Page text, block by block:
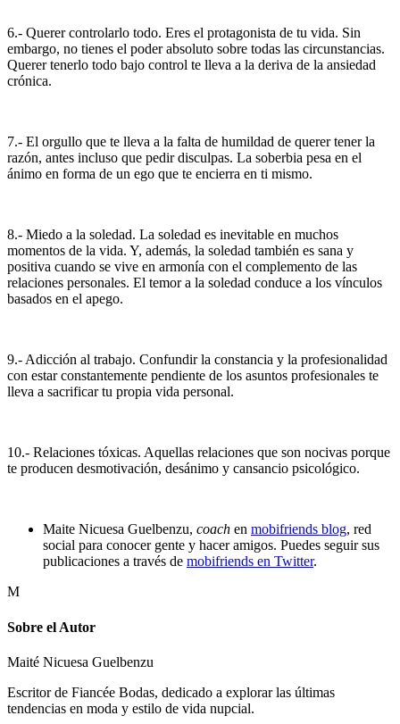
6.- Querer controlarlo todo. Eres el protagonista de tu vida. Sin
embargo, no tienes el poder absoluto sobre todas las circunstancias.
Querer tenerlo todo bajo control te lleva a la deriva de la ansiedad
crónica.
7.- El orgullo que te lleva a la falta de humildad de querer tener la
razón, antes incluso que pedir disculpas. La soberbia pesa en el
ánimo en forma de un ego que te encierra en ti mismo.
8.- Miedo a la soledad. La soledad es inevitable en muchos
momentos de la vida. Y, además, la soledad también es sana y
positiva cuando se vive en armonía con el complemento de las
relaciones personales. El temor a la soledad conduce a los vínculos
basados en el apego.
9.- Adicción al trabajo. Confundir la constancia y la profesionalidad
con estar constantemente pendiente de los asuntos profesionales te
lleva a sacrificar tu propia vida personal.
10.- Relaciones tóxicas. Aquellas relaciones que son nocivas porque
te producen desmotivación, desánimo y cansancio psicológico.
Maite Nicuesa Guelbenzu, coach en mobifriends blog, red
social para conocer gente y hacer amigos. Puedes seguir sus
publicaciones a través de mobifriends en Twitter.
M
Sobre el Autor
Maité Nicuesa Guelbenzu
Escritor de Fiancée Bodas, dedicado a explorar las últimas
tendencias en moda y estilo de vida nupcial.